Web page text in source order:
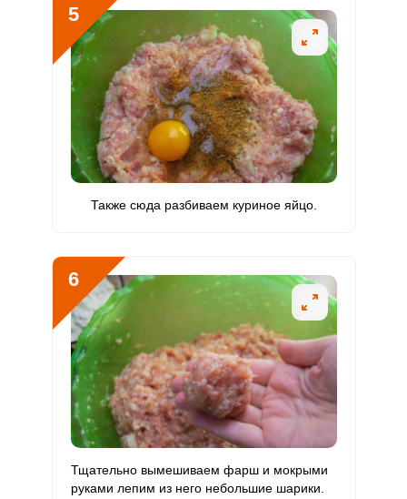
Никель 200 мкг 0.3
Рубидий 730.5 мкг 200 мкг 17.8
Селен 79 мкг 55 мкг 7 35.9
Фтор 575 мкг 4000 мкг 0.7 3.6
Хром 8.2 мкг 50 мкг 0.8
Бор
Ванадий 86.6
Молибден 70 мкг 3.3 17
5
Также сюда разбиваем куриное яйцо.
6
Тщательно вымешиваем фарш и мокрыми
руками лепим из него небольшие шарики.